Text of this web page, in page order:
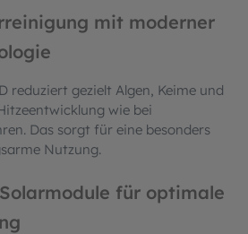
mit moderner
reduziert gezielt Algen, Keime und
wie bei
Das sorgt für eine besonders
Nutzung.
für optimale